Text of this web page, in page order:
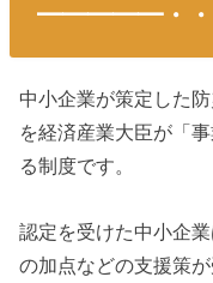
━━━━━・
中小企業が策定した
を経済産業大臣が「
る制度です。
認定を受けた中小企
の加点などの支援策が